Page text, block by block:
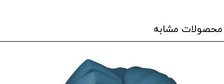
محصولات مشابه